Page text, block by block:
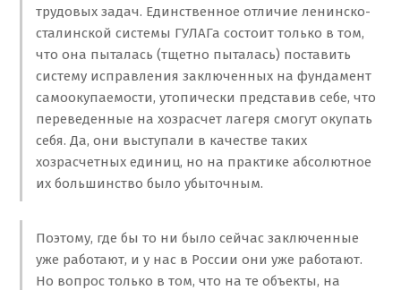
трудовых задач. Единственное отличие ленинско-
сталинской системы ГУЛАГа состоит только в том,
что она пыталась (тщетно пыталась) поставить
систему исправления заключенных на фундамент
самоокупаемости, утопически представив себе, что
переведенные на хозрасчет лагеря смогут окупать
себя. Да, они выступали в качестве таких
хозрасчетных единиц, но на практике абсолютное
их большинство было убыточным.
Поэтому, где бы то ни было сейчас заключенные
уже работают, и у нас в России они уже работают.
Но вопрос только в том, что на те объекты, на